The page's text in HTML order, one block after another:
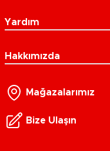
Yardım
Hakkımızda
Mağazalarımız
Bize Ulaşın